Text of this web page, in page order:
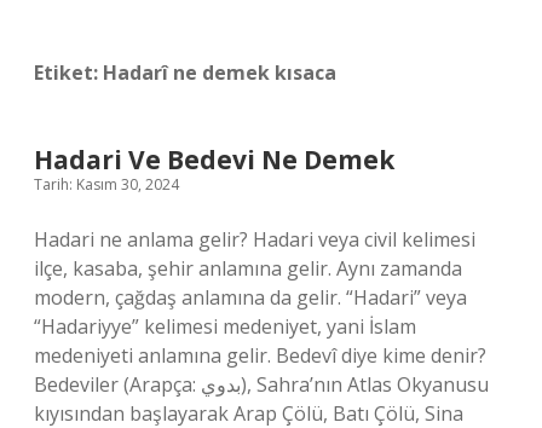
Etiket: Hadarî ne demek kısaca
Hadari Ve Bedevi Ne Demek
Tarih: Kasım 30, 2024
Hadari ne anlama gelir? Hadari veya civil kelimesi
ilçe, kasaba, şehir anlamına gelir. Aynı zamanda
modern, çağdaş anlamına da gelir. “Hadari” veya
“Hadariyye” kelimesi medeniyet, yani İslam
medeniyeti anlamına gelir. Bedevî diye kime denir?
Bedeviler (Arapça: بدوي), Sahra’nın Atlas Okyanusu
kıyısından başlayarak Arap Çölü, Batı Çölü, Sina